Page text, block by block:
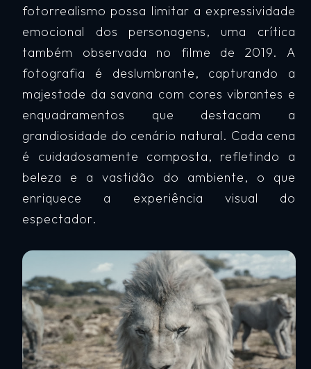
fotorrealismo possa limitar a expressividade
emocional dos personagens, uma crítica
também observada no filme de 2019. A
fotografia é deslumbrante, capturando a
majestade da savana com cores vibrantes e
enquadramentos que destacam a
grandiosidade do cenário natural. Cada cena
é cuidadosamente composta, refletindo a
beleza e a vastidão do ambiente, o que
enriquece a experiência visual do
espectador.